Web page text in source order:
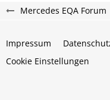
Mercedes EQA Forum
Impressum
Cookie Einstellungen